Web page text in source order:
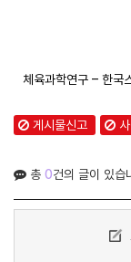
체육과학연구 – 한국
게시물신고
총 0건의 글이 있습